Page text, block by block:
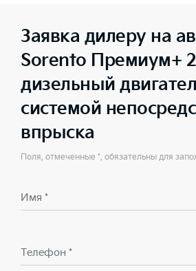
Заявка дилеру на
Sorento Премиум+
дизельный
системой
впрыска
Поля, отмеченные *, обязательны для
Имя *
Телефон *